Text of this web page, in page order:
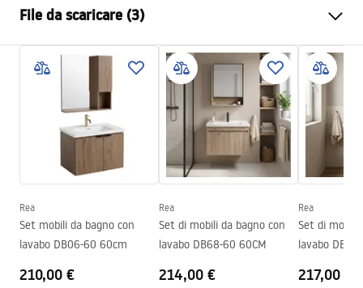
Metodo di installazione
Materiale
Ceramica sanitaria, Plastica
Altezza
455
mm
Profondità
480mm
File da scaricare (3)
Istruzioni di montaggio
Condizioni di garanzia
Warranty_Terms_and_Conditions_-_Furniture_-
_24.pdf
B06-60.pdf
Rea
Set mobili da bagno con
lavabo DB06-60 60cm
210,00 €
Rea
Set di mobili da bagno con
lavabo DB68-60 60CM
214,00 €
Rea
Set di mobili
lavabo
217,00 €